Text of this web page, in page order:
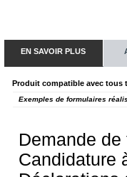
EN SAVOIR PLUS
Produit compatible avec tous
Exemples de formulaires
Demande
Candidature